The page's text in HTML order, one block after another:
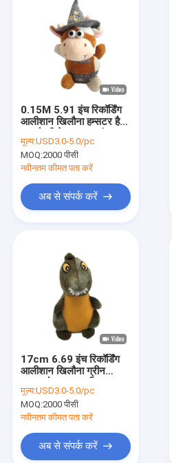
हमारे बारे में
फैक्टरी यात्रा
हमसे संपर्क करें
समाचार
सभी मामलों
0.15M 5.91 इंच रिकॉर्डिंग
आलीशान खिलौना हम्सटर हैट
जानवर
मूल्य:USD3.0-5.0/pc
MOQ:2000 पीसी
नवीनतम कीमत पता करें
अब से संपर्क करें
17cm 6.69 इंच रिकॉर्डिंग
आलीशान खिलौना ग्रीन
टॉकिंग बैक
मूल्य:USD3.0-5.0/pc
MOQ:2000 पीसी
नवीनतम कीमत पता करें
अब से संपर्क करें